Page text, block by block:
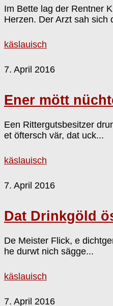
Im Bette lag der Rentner
Herzen. Der Arzt sah sich
käslauisch
7. April 2016
Ener mött
Een Rittergutsbesitzer
et öftersch vär, dat uck...
käslauisch
7. April 2016
Dat Drinkgöld
De Meister Flick, e
he durwt nich sägge...
käslauisch
7. April 2016